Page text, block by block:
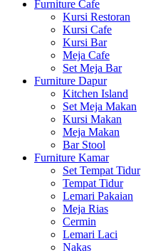
Furniture Cafe
Kursi Restoran
Kursi Cafe
Kursi Bar
Meja Cafe
Set Meja Bar
Furniture Dapur
Kitchen Island
Set Meja Makan
Kursi Makan
Meja Makan
Bar Stool
Furniture Kamar
Set Tempat Tidur
Tempat Tidur
Lemari Pakaian
Meja Rias
Cermin
Lemari Laci
Nakas